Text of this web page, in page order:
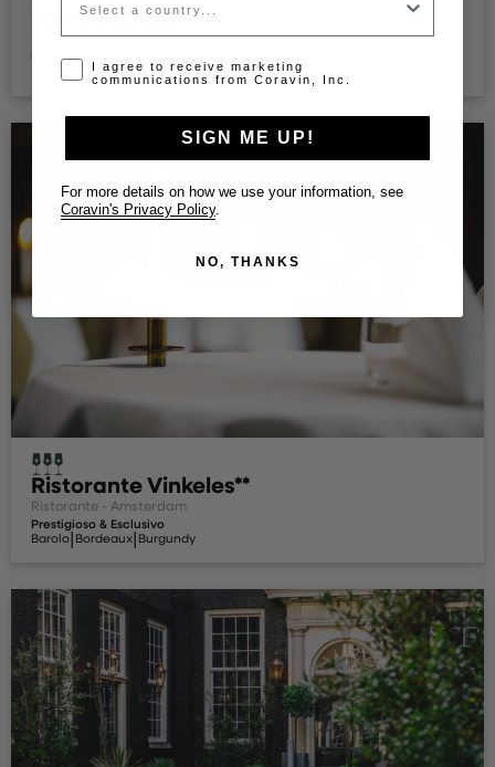
Ron Gastrobar
Ristorante - Amsterdam
Sofisticato e alla moda
Barbaresco |Barolo|Bordeaux
Ristorante Vinkeles**
Ristorante - Amsterdam
Prestigioso & Esclusivo
Barolo| Bordeaux| Burgundy
Opt-in disclaimer
I agree to receive marketing
communications from Coravin, Inc.
SIGN ME UP!
For more details on how we use your information, see
Coravin's Privacy Policy.
NO, THANKS